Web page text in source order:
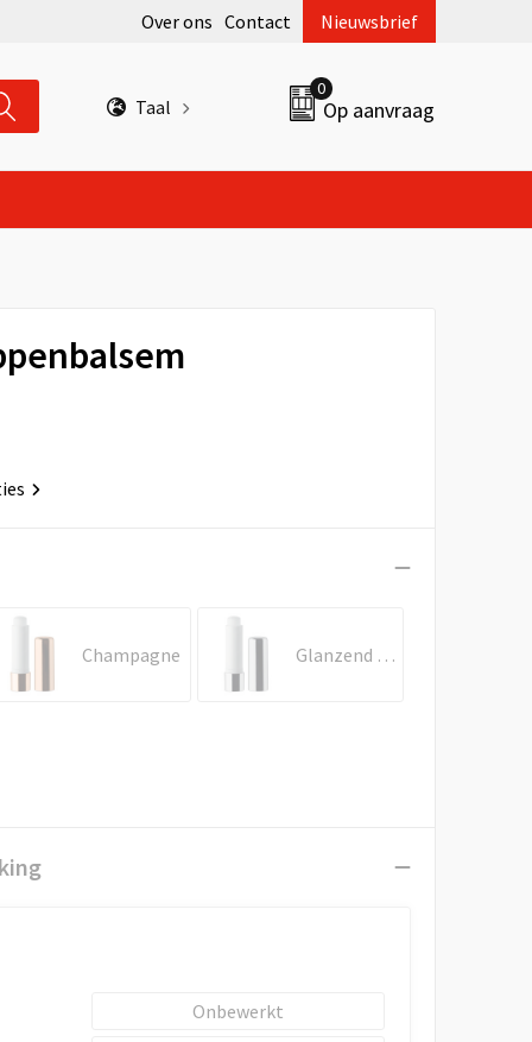
Over ons Contact Nieuwsbrief
Taal
0
Op aanvraag
Champagne Glanzend Zilver
Onbewerkt